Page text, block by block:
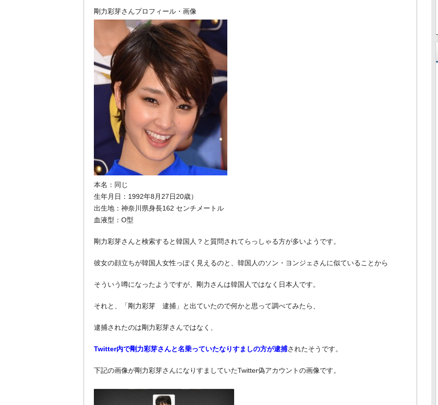
剛力彩芽さんプロフィール・画像
本名：同じ
生年月日：1992年8月27日20歳）
出生地：神奈川県身長162 センチメートル
血液型：O型
剛力彩芽さんと検索すると韓国人？と質問されてらっしゃる方が多いようです。
彼女の顔立ちが韓国人女性っぽく見えるのと、韓国人のソン・ヨンジェさんに似ていることから
そういう噂になったようですが、剛力さんは韓国人ではなく日本人です。
それと、「剛力彩芽 逮捕」と出ていたので何かと思って調べてみたら、
逮捕されたのは剛力彩芽さんではなく、
Twitter内で剛力彩芽さんと名乗っていたなりすましの方が逮捕されたそうです。
下記の画像が剛力彩芽さんになりすましていたTwitter偽アカウントの画像です。